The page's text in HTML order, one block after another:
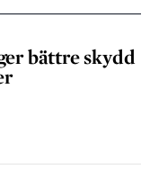
bättre skydd